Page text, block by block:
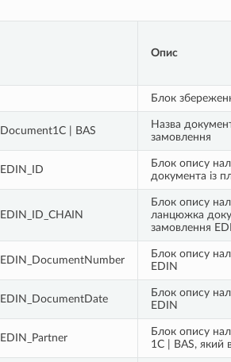
Опис
Блок
Document1С | BAS
Назва
замовлення
EDIN_ID
Блок опису
документа із
EDIN_ID_CHAIN
Блок опису
ланцюжка
замовлення
EDIN_DocumentNumber
Блок опису
EDIN
EDIN_DocumentDate
Блок опису
EDIN
EDIN_Partner
Блок опису
1С | BAS, який